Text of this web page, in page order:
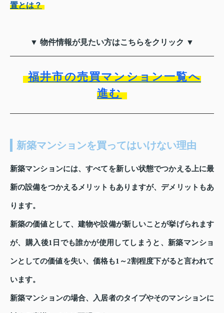
置とは？
▼ 物件情報が見たい方はこちらをクリック ▼
福井市の売買マンション一覧へ
進む
新築マンションを買ってはいけない理由
新築マンションには、すべてを新しい状態でつかえる上に最
新の設備をつかえるメリットもありますが、デメリットもあ
ります。
新築の価値として、建物や設備が新しいことが挙げられます
が、購入後1日でも誰かが使用してしまうと、新築マンショ
ンとしての価値を失い、価格も1～2割程度下がると言われて
います。
新築マンションの場合、入居者のタイプやそのマンションに